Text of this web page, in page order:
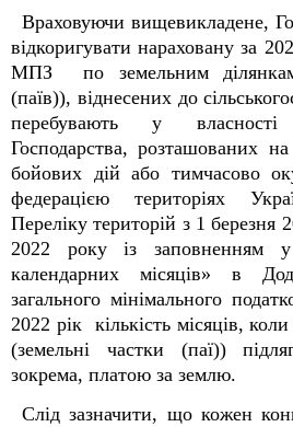
Враховуючи вищевикладене,
відкоригувати нараховану за
МПЗ по земельним
(паїв)), віднесених до
перебувають у
Господарства, розташованих
бойових дій або тимчасово
федерацією територіях
Переліку територій з 1 березня
2022 року із заповненням у
календарних місяців» в
загального мінімального
2022 рік кількість місяців,
(земельні частки (паї))
зокрема, платою за землю.
Слід зазначити, що кожен